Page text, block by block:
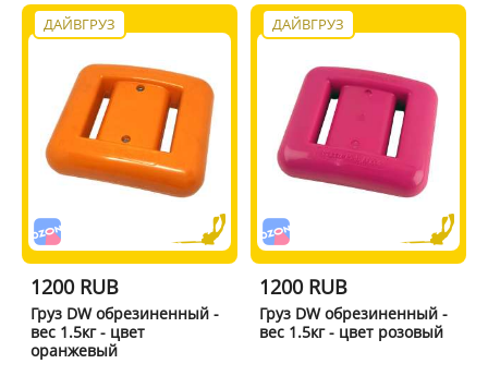
ДАЙВГРУЗ
1200 RUB
Груз DW обрезиненный -
вес 1.5кг - цвет
оранжевый
ДАЙВГРУЗ
1200 RUB
Груз DW обрезиненный -
вес 1.5кг - цвет розовый